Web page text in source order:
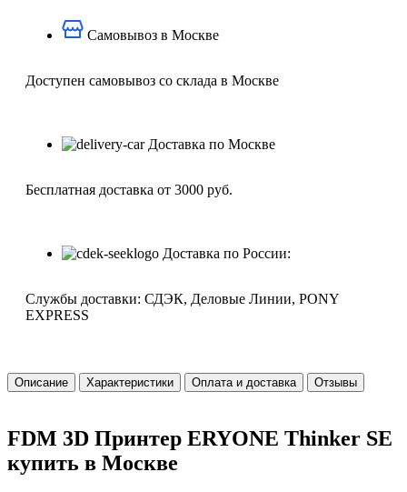
Самовывоз в Москве
Доступен самовывоз со склада в Москве
Доставка по Москве
Бесплатная доставка от 3000 руб.
Доставка по России:
Службы доставки: СДЭК, Деловые Линии, PONY
EXPRESS
Описание Характеристики Оплата и доставка Отзывы
FDM 3D Принтер ERYONE Thinker SE
купить в Москве